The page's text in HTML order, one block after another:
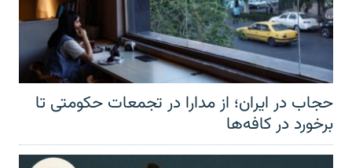
حجاب در ایران؛ از مدارا در تجمعات حکومتی تا
برخورد در کافه‌ها